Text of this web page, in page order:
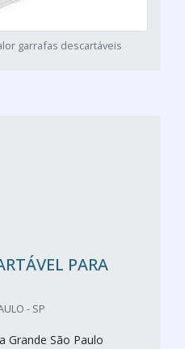
garrafas descartáveis
PARA
- SP
Grande São Paulo